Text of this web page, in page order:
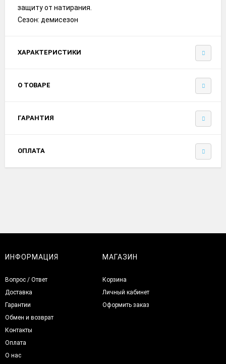
защиту от натирания.
Сезон: демисезон
ХАРАКТЕРИСТИКИ
О ТОВАРЕ
ГАРАНТИЯ
ОПЛАТА
ИНФОРМАЦИЯ
Вопрос / Ответ
Доставка
Гарантии
Обмен и возврат
Контакты
Оплата
О нас
МАГАЗИН
Корзина
Личный кабинет
Оформить заказ